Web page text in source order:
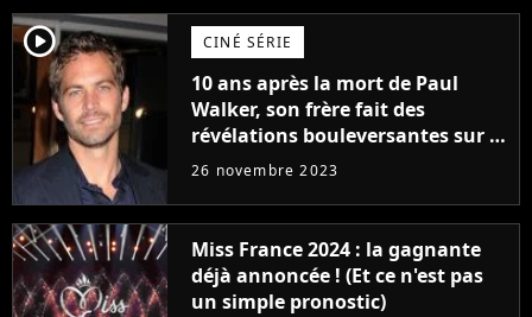
player2 CINÉ SÉRIE
10 ans après la mort de Paul
Walker, son frère fait des
révélations bouleversantes sur la
réaction des acteurs de Fast and
26 novembre 2023
Miss France 2024 : la gagnante
déjà annoncée ! (Et ce n'est pas
un simple pronostic)